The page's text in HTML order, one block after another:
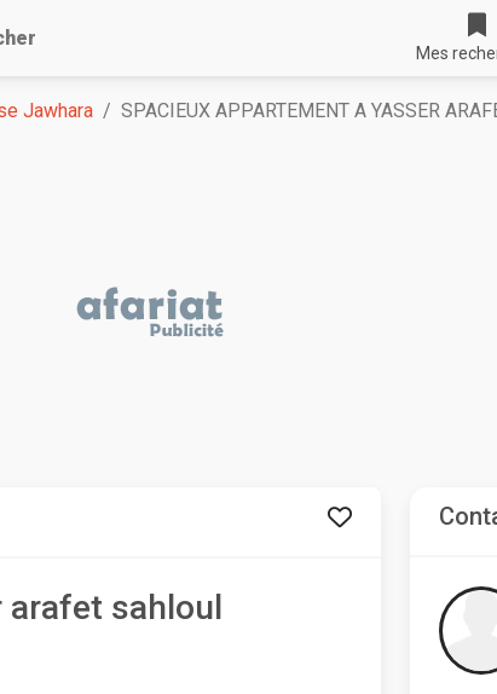
Mes
Jawhara SPACIEUX APPARTEMENT A YASSER
sahloul